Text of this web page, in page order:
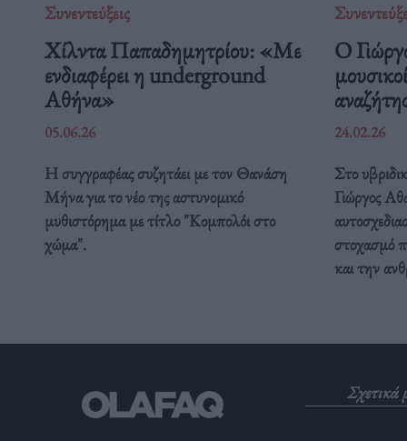
Συνεντεύξεις
Χίλντα Παπαδημητρίου: «Με
ενδιαφέρει η underground
Αθήνα»
05.06.26
Η συγγραφέας συζητάει με τον Θανάση
Μήνα για το νέο της αστυνομικό
μυθιστόρημα με τίτλο "Κομπολόι στο
χώμα".
Ο
24.02.26
Στο
Γιώργος
στοχασμό
και την
Σχετικά